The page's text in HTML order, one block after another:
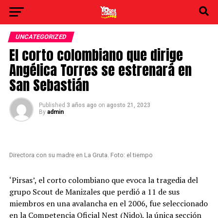
UNCATEGORIZED
El corto colombiano que dirige
Angélica Torres se estrenará en
San Sebastián
Published 3 años ago on agosto 21, 2023
By admin
Directora con su madre en La Gruta. Foto: el tiempo
‘Pirsas’, el corto colombiano que evoca la tragedia del
grupo Scout de Manizales que perdió a 11 de sus
miembros en una avalancha en el 2006, fue seleccionado
en la Competencia Oficial Nest (Nido), la única sección